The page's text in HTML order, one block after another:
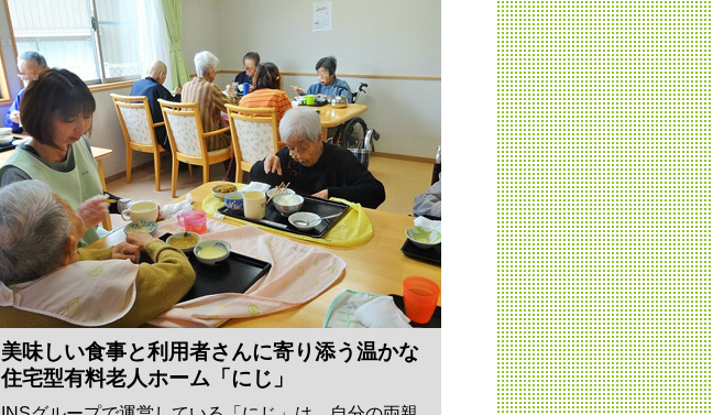
美味しい食事と利用者さんに寄り添う温かな
住宅型有料老人ホーム「にじ」